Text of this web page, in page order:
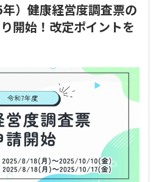
）健康経営度調査票の
開始！改定ポイントを